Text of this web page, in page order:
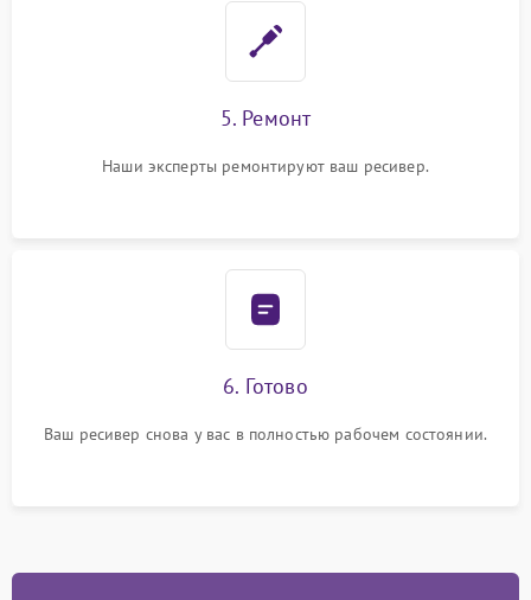
5. Ремонт
Наши эксперты ремонтируют ваш ресивер.
6. Готово
Ваш ресивер снова у вас в полностью рабочем состоянии.